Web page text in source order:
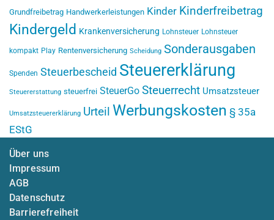
Grundfreibetrag Handwerkerleistungen Kinder Kinderfreibetrag
Kindergeld Krankenversicherung Lohnsteuer Lohnsteuer
kompakt Play Rentenversicherung Scheidung Sonderausgaben
Spenden Steuerbescheid Steuererklärung
Steuererstattung steuerfrei SteuerGo Steuerrecht Umsatzsteuer
Umsatzsteuererklärung Urteil Werbungskosten § 35a
EStG
Über uns
Impressum
AGB
Datenschutz
Barrierefreiheit